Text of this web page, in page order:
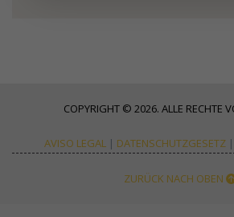
COPYRIGHT © 2026. ALLE RECHTE
AVISO LEGAL | DATENSCHUTZGESETZ |
ZURÜCK NACH OBEN